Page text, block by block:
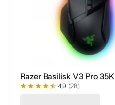
Razer Basilisk V3 Pro 35K
4,9 (28)